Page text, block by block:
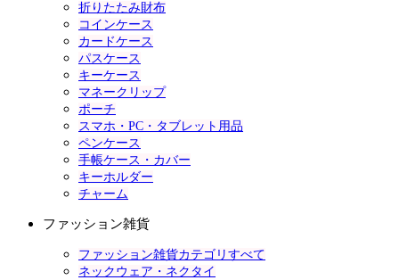
折りたたみ財布
コインケース
カードケース
パスケース
キーケース
マネークリップ
ポーチ
スマホ・PC・タブレット用品
ペンケース
手帳ケース・カバー
キーホルダー
チャーム
ファッション雑貨
ファッション雑貨カテゴリすべて
ネックウェア・ネクタイ